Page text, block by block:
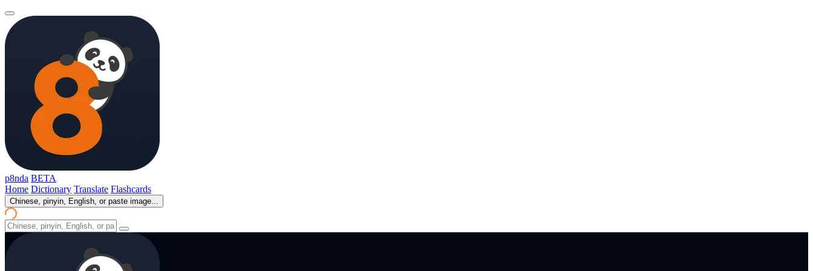
p8nda BETA
Home Dictionary Translate Flashcards
Chinese, pinyin, English, or paste image...